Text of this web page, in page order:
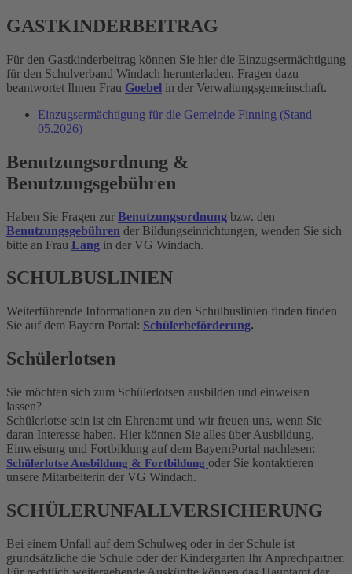
GASTKINDERBEITRAG
Für den Gastkinderbeitrag können Sie hier die Einzugsermächtigung
für den Schulverband Windach herunterladen, Fragen dazu
beantwortet Ihnen Frau Goebel in der Verwaltungsgemeinschaft.
Einzugsermächtigung für die Gemeinde Finning (Stand
05.2026)
Benutzungsordnung &
Benutzungsgebühren
Haben Sie Fragen zur Benutzungsordnung bzw. den
Benutzungsgebühren der Bildungseinrichtungen, wenden Sie sich
bitte an Frau Lang in der VG Windach.
SCHULBUSLINIEN
Weiterführende Informationen zu den Schulbuslinien finden finden
Sie auf dem Bayern Portal: Schülerbeförderung.
Schülerlotsen
Sie möchten sich zum Schülerlotsen ausbilden und einweisen
lassen?
Schülerlotse sein ist ein Ehrenamt und wir freuen uns, wenn Sie
daran Interesse haben. Hier können Sie alles über Ausbildung,
Einweisung und Fortbildung auf dem BayernPortal nachlesen:
Schülerlotse Ausbildung & Fortbildung oder Sie kontaktieren
unsere Mitarbeiterin der VG Windach.
SCHÜLERUNFALLVERSICHERUNG
Bei einem Unfall auf dem Schulweg oder in der Schule ist
grundsätzliche die Schule oder der Kindergarten Ihr Anprechpartner.